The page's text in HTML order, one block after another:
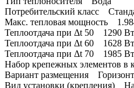
Потребительский класс
Макс. тепловая мощность
Теплоотдача при Δt 50 1290 Вт
Теплоотдача при Δt 60 1628 Вт
Теплоотдача при Δt 70 1985 Вт
Набор крепежных элементов
Вариант размещения
Вид установки (крепления)